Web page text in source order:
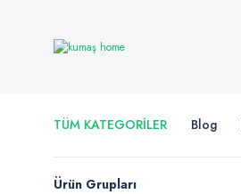
TÜM KATEGORİLER Blog
Ürün Grupları